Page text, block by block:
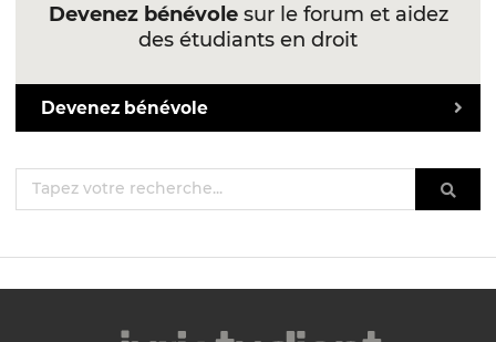
Devenez bénévolesur le forum et aidez
des étudiants en droit
Devenez bénévole